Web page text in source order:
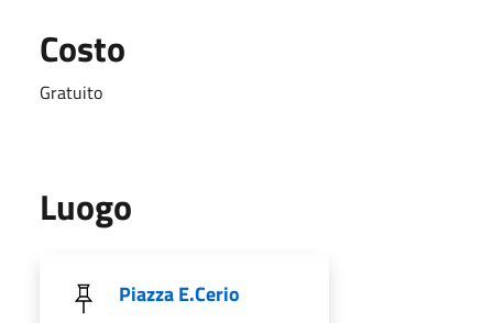
Costo
Gratuito
Luogo
Piazza E.Cerio